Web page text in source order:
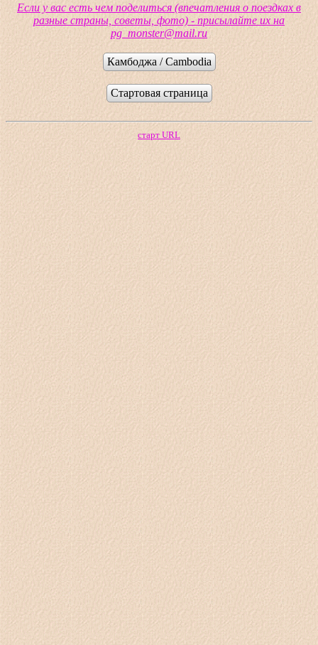
Если у вас есть чем поделиться (впечатления о поездках в
разные страны, советы, фото) - присылайте их на
pg_monster@mail.ru
Камбоджа / Cambodia
Стартовая страница
старт URL